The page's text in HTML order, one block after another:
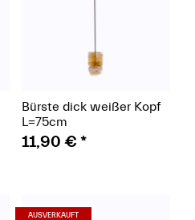
Bürste dick weißer Kopf
L=75cm
11,90 € *
AUSVERKAUFT